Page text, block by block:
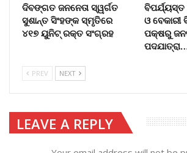
ଦିବଙ୍ଗତ ଜନନେତା ସ୍ୱର୍ଗତ
ସୁଶାନ୍ତ ସିଂହଙ୍କ ସ୍ମୃତିରେ
୪୧୭ ୟୁନିଟ୍ ରକ୍ତ ସଂଗ୍ରହ
ବିପର୍ଯ୍ୟସ୍ତ
ଓ
ପକ୍ଷରୁ
PREV NEXT
LEAVE A REPLY